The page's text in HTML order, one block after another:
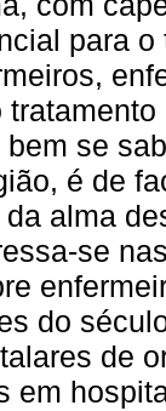
para
se
é de
alma
se
do
de
em